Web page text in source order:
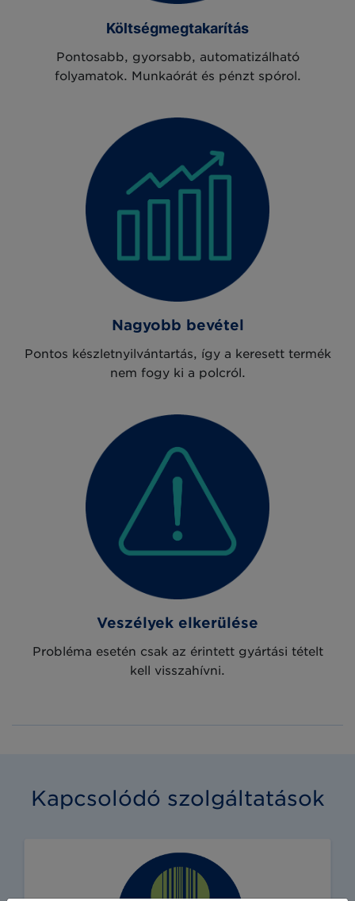
Költségmegtakarítás
Pontosabb, gyorsabb, automatizálható
folyamatok. Munkaórát és pénzt spórol.
Nagyobb bevétel
Pontos készletnyilvántartás, így a keresett termék
nem fogy ki a polcról.
Veszélyek elkerülése
Probléma esetén csak az érintett gyártási tételt
kell visszahívni.
Kapcsolódó szolgáltatások